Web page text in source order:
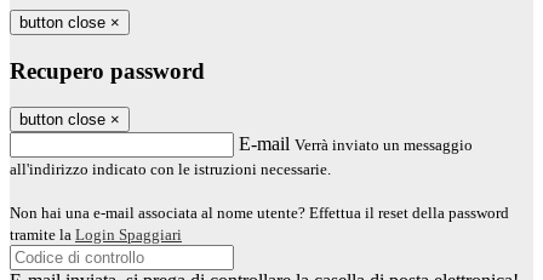
button close ×
Recupero password
button close ×
E-mail Verrà inviato un messaggio
all'indirizzo indicato con le istruzioni necessarie.
Non hai una e-mail associata al nome utente? Effettua il reset della password
tramite la Login Spaggiari